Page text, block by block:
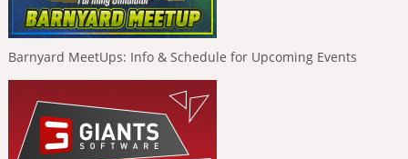
Barnyard MeetUps: Info & Schedule for Upcoming Events